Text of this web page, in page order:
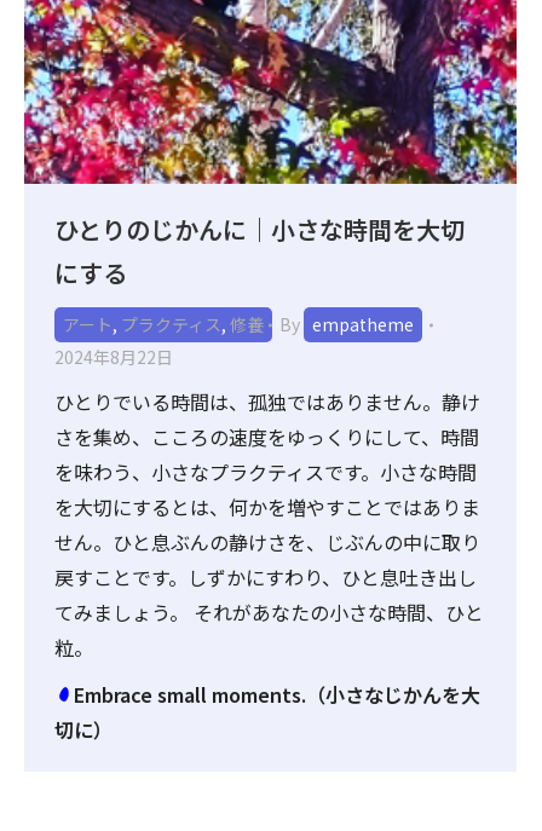
ひとりのじかんに｜小さな時間を大切
にする
アート, プラクティス, 修養 By empatheme
2024年8月22日
ひとりでいる時間は、孤独ではありません。静け
さを集め、こころの速度をゆっくりにして、時間
を味わう、小さなプラクティスです。小さな時間
を大切にするとは、何かを増やすことではありま
せん。ひと息ぶんの静けさを、じぶんの中に取り
戻すことです。しずかにすわり、ひと息吐き出し
てみましょう。 それがあなたの小さな時間、ひと
粒。
Embrace small moments.（小さなじかんを大
切に）